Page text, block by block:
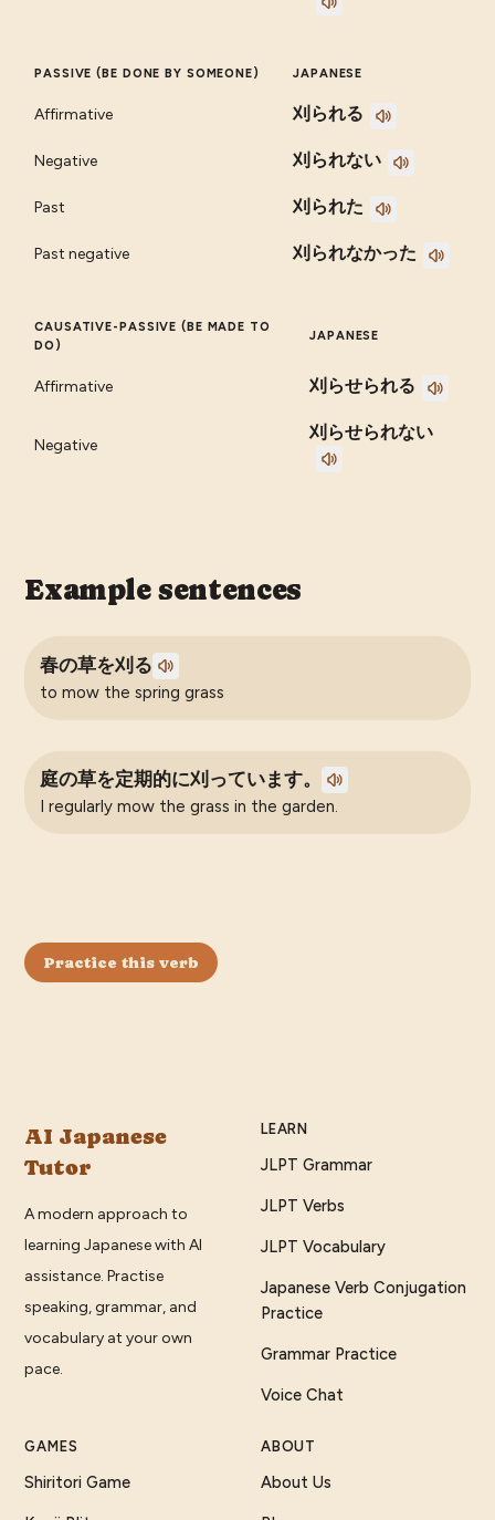
PASSIVE (BE DONE BY SOMEONE) JAPANESE
Affirmative 刈られる
Negative 刈られない
Past 刈られた
Past negative 刈られなかった
CAUSATIVE-PASSIVE (BE MADE TO
DO)
JAPANESE
Affirmative 刈らせられる
Negative
刈らせられない
Example sentences
春の草を刈る
to mow the spring grass
庭の草を定期的に刈っています。
I regularly mow the grass in the garden.
Practice this verb
AI Japanese
Tutor
A modern approach to
learning Japanese with AI
assistance. Practise
speaking, grammar, and
vocabulary at your own
pace.
LEARN
JLPT Grammar
JLPT Verbs
JLPT Vocabulary
Japanese Verb Conjugation
Practice
Grammar Practice
Voice Chat
GAMES
Shiritori Game
ABOUT
About Us